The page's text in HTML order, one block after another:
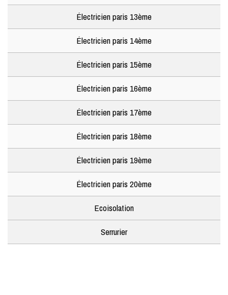
Électricien paris 13ème
Électricien paris 14ème
Électricien paris 15ème
Électricien paris 16ème
Électricien paris 17ème
Électricien paris 18ème
Électricien paris 19ème
Électricien paris 20ème
Ecoisolation
Serrurier